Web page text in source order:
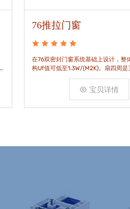
76推拉门窗
在76双密封门窗系统基础上设计，整
构Uf值可低至1.3W/(M2K)。扇四周是
构，采用高品质EPDM胶条，实现气
宝贝详情